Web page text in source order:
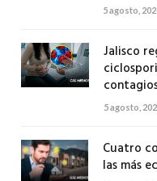
5 agosto,
Jalisco
5 agosto,
Cuatro
las más